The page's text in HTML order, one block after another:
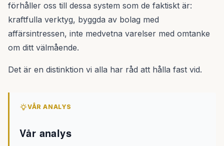
förhåller oss till dessa system som de faktiskt är:
kraftfulla verktyg, byggda av bolag med
affärsintressen, inte medvetna varelser med omtanke
om ditt välmående.
Det är en distinktion vi alla har råd att hålla fast vid.
VÅR ANALYS
Vår analys